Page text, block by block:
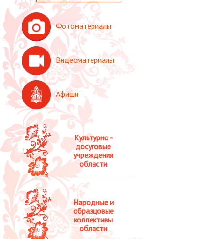
Культурно -
досуговые
учреждения
области
Народные и
образцовые
коллективы
области
Фотоматериалы
Видеоматериалы
Афиши